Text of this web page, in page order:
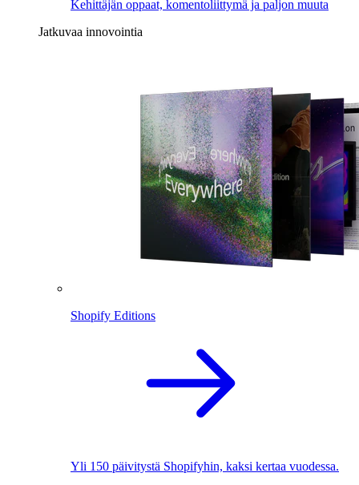
Kehittäjän oppaat, komentoliittymä ja paljon muuta
Jatkuvaa innovointia
Shopify Editions
Yli 150 päivitystä Shopifyhin, kaksi kertaa vuodessa.